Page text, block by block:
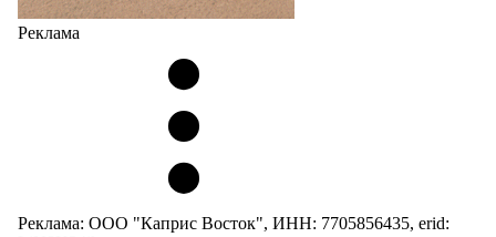
Реклама
Реклама: ООО "Каприс Восток", ИНН: 7705856435, erid: